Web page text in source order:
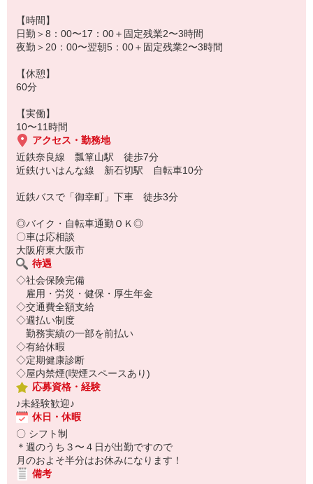
【時間】
日勤＞8：00〜17：00＋固定残業2〜3時間
夜勤＞20：00〜翌朝5：00＋固定残業2〜3時間
【休憩】
60分
【実働】
10〜11時間
アクセス・勤務地
近鉄奈良線 瓢箪山駅 徒歩7分
近鉄けいはんな線 新石切駅 自転車10分
近鉄バスで「御幸町」下車 徒歩3分
◎バイク・自転車通勤ＯＫ◎
〇車は応相談
大阪府東大阪市
待遇
◇社会保険完備
雇用・労災・健保・厚生年金
◇交通費全額支給
◇週払い制度
勤務実績の一部を前払い
◇有給休暇
◇定期健康診断
◇屋内禁煙(喫煙スペースあり)
応募資格・経験
♪未経験歓迎♪
休日・休暇
〇 シフト制
＊週のうち３〜４日が出勤ですので
月のおよそ半分はお休みになります！
備考